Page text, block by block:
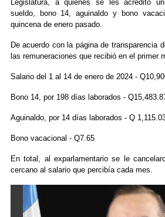
Legislatura, a quienes se les acreditó
sueldo, bono 14, aguinaldo y bono
quincena de enero pasado.
De acuerdo con la página de transparencia
las remuneraciones que recibió en el primer
Salario del 1 al 14 de enero de 2024 -
Bono 14, por 198 días laborados -
Aguinaldo, por 14 días laborados - Q
Bono vacacional - Q7.65
En total, al exparlamentario se le
cercano al salario que percibía cada mes.